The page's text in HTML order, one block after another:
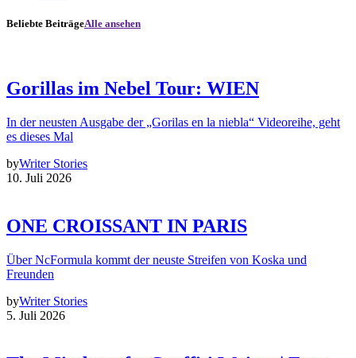
Beliebte BeiträgeAlle ansehen
Gorillas im Nebel Tour: WIEN
In der neusten Ausgabe der „Gorilas en la niebla“ Videoreihe, geht
es dieses Mal
byWriter Stories
10. Juli 2026
ONE CROISSANT IN PARIS
Über NcFormula kommt der neuste Streifen von Koska und
Freunden
byWriter Stories
5. Juli 2026